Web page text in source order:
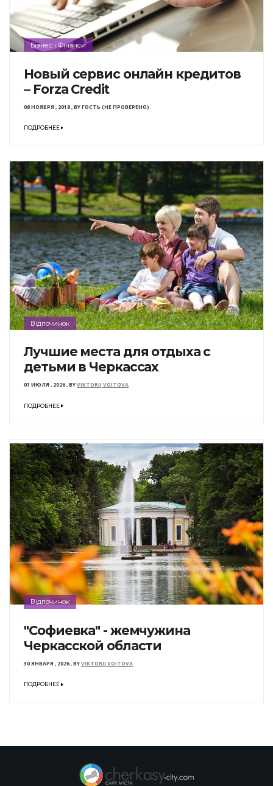
Бізнес і Фінанси
Новый сервис онлайн кредитов
– Forza Credit
08 НОЯБРЯ , 2018,BYГОСТЬ (НЕ ПРОВЕРЕНО)
ПОДРОБНЕЕ
Відпочинок
Лучшие места для отдыха с
детьми в Черкассах
01 ИЮЛЯ , 2026,BYVIKTORIJ VOITOVA
ПОДРОБНЕЕ
Відпочинок
"Софиевка" - жемчужина
Черкасской области
30 ЯНВАРЯ , 2026,BYVIKTORIJ VOITOVA
ПОДРОБНЕЕ